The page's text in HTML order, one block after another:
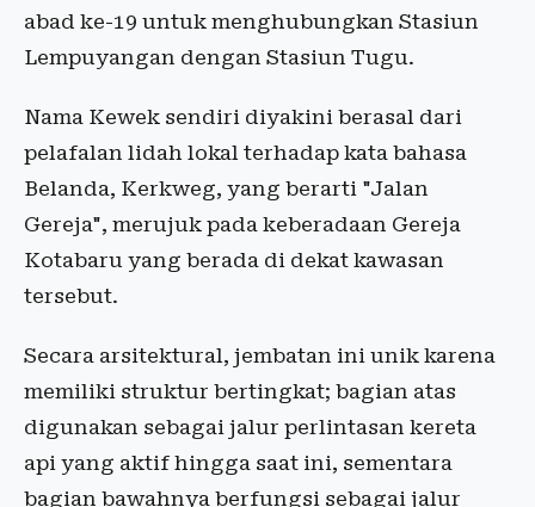
abad ke-19 untuk menghubungkan Stasiun
Lempuyangan dengan Stasiun Tugu.
Nama Kewek sendiri diyakini berasal dari
pelafalan lidah lokal terhadap kata bahasa
Belanda, Kerkweg, yang berarti "Jalan
Gereja", merujuk pada keberadaan Gereja
Kotabaru yang berada di dekat kawasan
tersebut.
Secara arsitektural, jembatan ini unik karena
memiliki struktur bertingkat; bagian atas
digunakan sebagai jalur perlintasan kereta
api yang aktif hingga saat ini, sementara
bagian bawahnya berfungsi sebagai jalur